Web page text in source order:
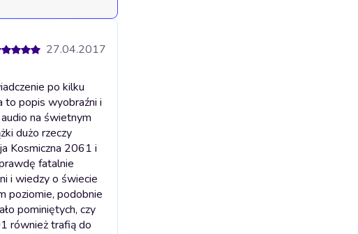
27.04.2017
po kilku
to popis wyobraźni i
na świetnym
dużo rzeczy
Kosmiczna 2061 i
fatalnie
i wiedzy o świecie
poziomie, podobnie
pominiętych, czy
również trafią do